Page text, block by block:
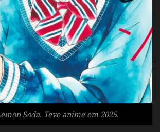
Soda. Teve anime em 2025.